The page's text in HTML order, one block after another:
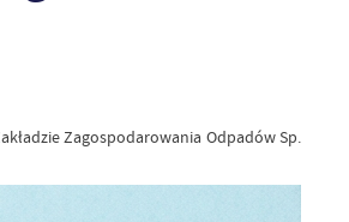
Zagospodarowania Odpadów Sp.